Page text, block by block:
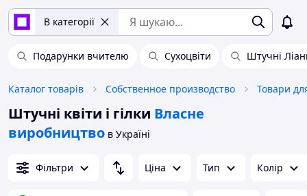
В категорії
Подарунки вчителю Сухоцвіти Штучні
Каталог товарів Собственное производство Товари
Штучні квіти і гілки Власне
виробництво в Україні
Фільтри Ціна Тип Колір